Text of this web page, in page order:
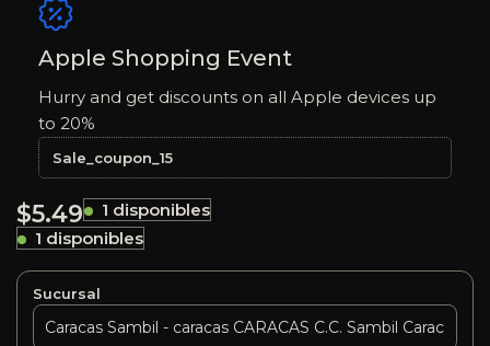
Apple Shopping Event
Hurry and get discounts on all Apple devices up
to 20%
Sale_coupon_15
$5.49
1 disponibles
1 disponibles
Sucursal